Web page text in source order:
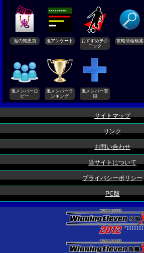
鬼の知恵袋 鬼アンケート
おすすめテク
ニック
攻略情報検索
鬼メンバーロ
ビー
鬼メンバーラ
ンキング
鬼メンバー登
録
サイトマップ
リンク
お問い合わせ
当サイトについて
プライバシーポリシー
PC版